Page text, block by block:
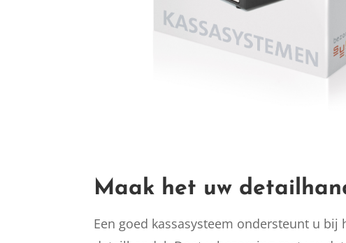
Maak het uw
Een goed kassasysteem ondersteunt u